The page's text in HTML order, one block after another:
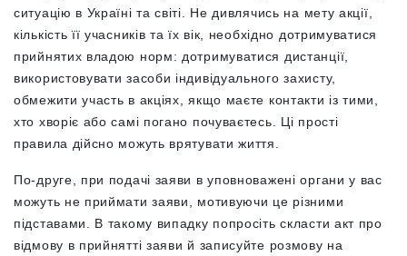
ситуацію в Україні та світі. Не дивлячись на мету акції,
кількість її учасників та їх вік, необхідно дотримуватися
прийнятих владою норм: дотримуватися дистанції,
використовувати засоби індивідуального захисту,
обмежити участь в акціях, якщо маєте контакти із тими,
хто хворіє або самі погано почуваєтесь. Ці прості
правила дійсно можуть врятувати життя.
По-друге, при подачі заяви в уповноважені органи у вас
можуть не приймати заяви, мотивуючи це різними
підставами. В такому випадку попросіть скласти акт про
відмову в прийнятті заяви й записуйте розмову на